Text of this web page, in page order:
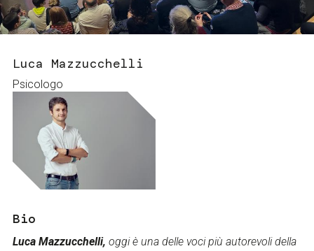
Servizi e accessibilità
Contatti
Biglietti
Luca Mazzucchelli
Psicologo
Bio
Luca Mazzucchelli, oggi è una delle voci più autorevoli della